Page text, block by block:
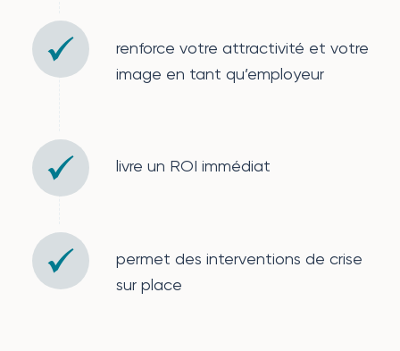
renforce votre attractivité et votre
image en tant qu’employeur
livre un ROI immédiat
permet des interventions de crise
sur place